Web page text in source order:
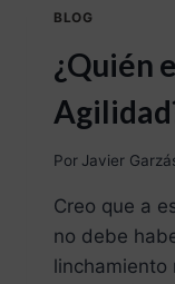
BLOG
¿Quién
Por Javier
Creo que a
no debe
linchamiento